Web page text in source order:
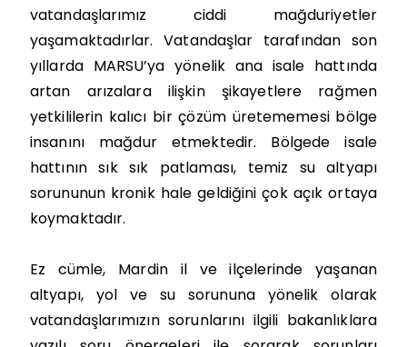
vatandaşlarımız ciddi mağduriyetler
yaşamaktadırlar. Vatandaşlar tarafından son
yıllarda MARSU’ya yönelik ana isale hattında
artan arızalara ilişkin şikayetlere rağmen
yetkililerin kalıcı bir çözüm üretememesi bölge
insanını mağdur etmektedir. Bölgede isale
hattının sık sık patlaması, temiz su altyapı
sorununun kronik hale geldiğini çok açık ortaya
koymaktadır.
Ez cümle, Mardin il ve ilçelerinde yaşanan
altyapı, yol ve su sorununa yönelik olarak
vatandaşlarımızın sorunlarını ilgili bakanlıklara